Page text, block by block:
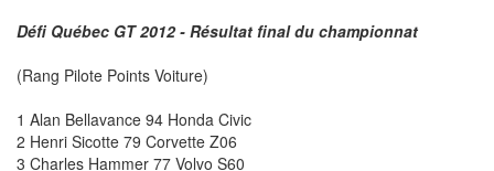
Défi Québec GT 2012 - Résultat final du championnat
(Rang Pilote Points Voiture)
1 Alan Bellavance 94 Honda Civic
2 Henri Sicotte 79 Corvette Z06
3 Charles Hammer 77 Volvo S60